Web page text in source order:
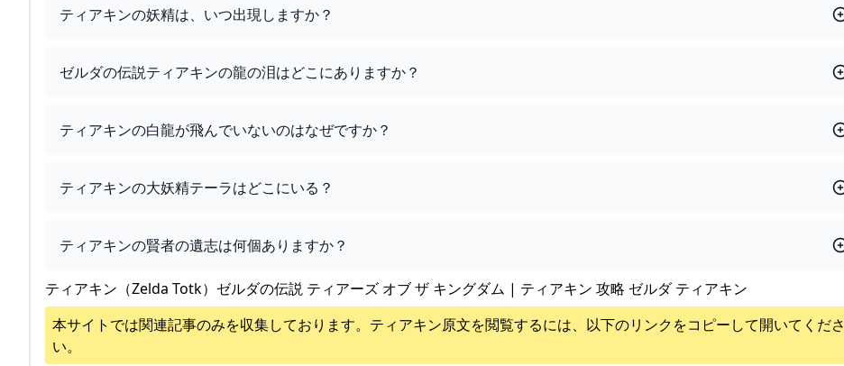
ティアキンの妖精は、いつ出現しますか？
ゼルダの伝説ティアキンの龍の泪はどこにありますか？
ティアキンの白龍が飛んでいないのはなぜですか？
ティアキンの大妖精テーラはどこにいる？
ティアキンの賢者の遺志は何個ありますか？
ティアキン（Zelda Totk）ゼルダの伝説 ティアーズ オブ ザ キングダム | ティアキン 攻略 ゼルダ ティアキン
本サイトでは関連記事のみを収集しております。 ティアキン原文を閲覧するには、以下のリンクをコピーして開いてくださ
い。